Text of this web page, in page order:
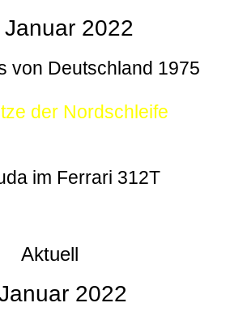
Januar 2022
von Deutschland 1975
der Nordschleife
im Ferrari 312T
Aktuell
2022